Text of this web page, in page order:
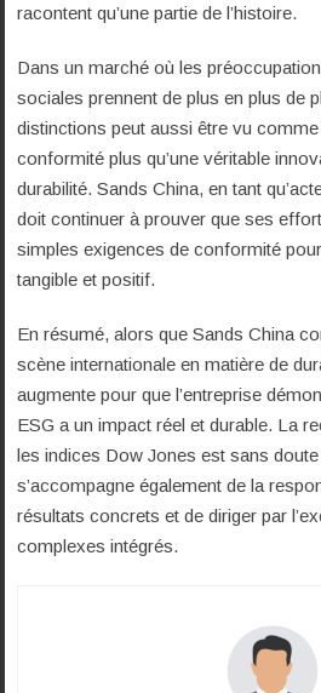
racontent qu’une partie de l’histoire.
Dans un marché où les
sociales prennent de plus en plus de
distinctions peut aussi être vu
conformité plus qu’une véritable
durabilité. Sands China, en tant
doit continuer à prouver que ses
simples exigences de conformité
tangible et positif.
En résumé, alors que Sands China
scène internationale en matière de
augmente pour que l’entreprise
ESG a un impact réel et durable. La
les indices Dow Jones est sans
s’accompagne également de la
résultats concrets et de diriger par
complexes intégrés.